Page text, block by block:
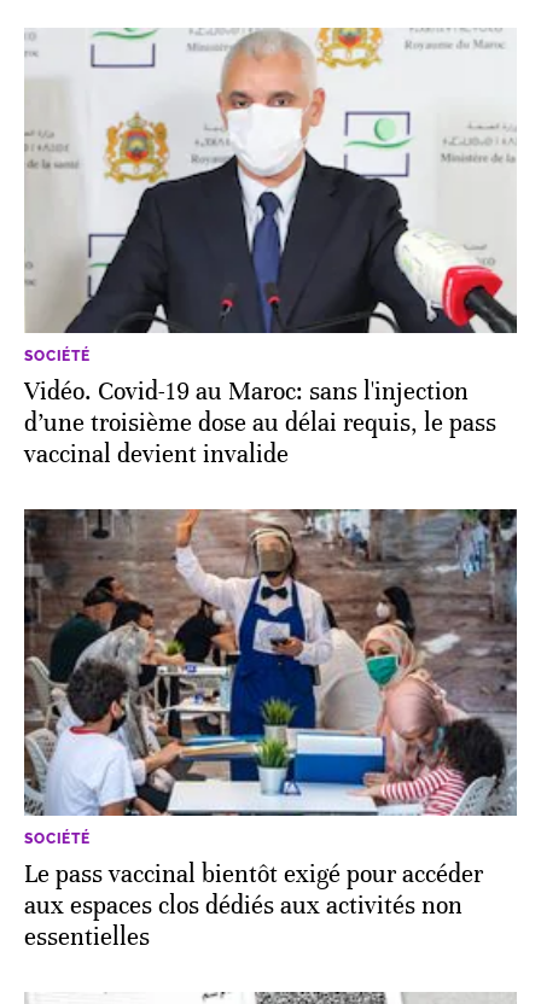
SOCIÉTÉ
Vidéo. Covid-19 au Maroc: sans l'injection
d’une troisième dose au délai requis, le pass
vaccinal devient invalide
SOCIÉTÉ
Le pass vaccinal bientôt exigé pour accéder
aux espaces clos dédiés aux activités non
essentielles